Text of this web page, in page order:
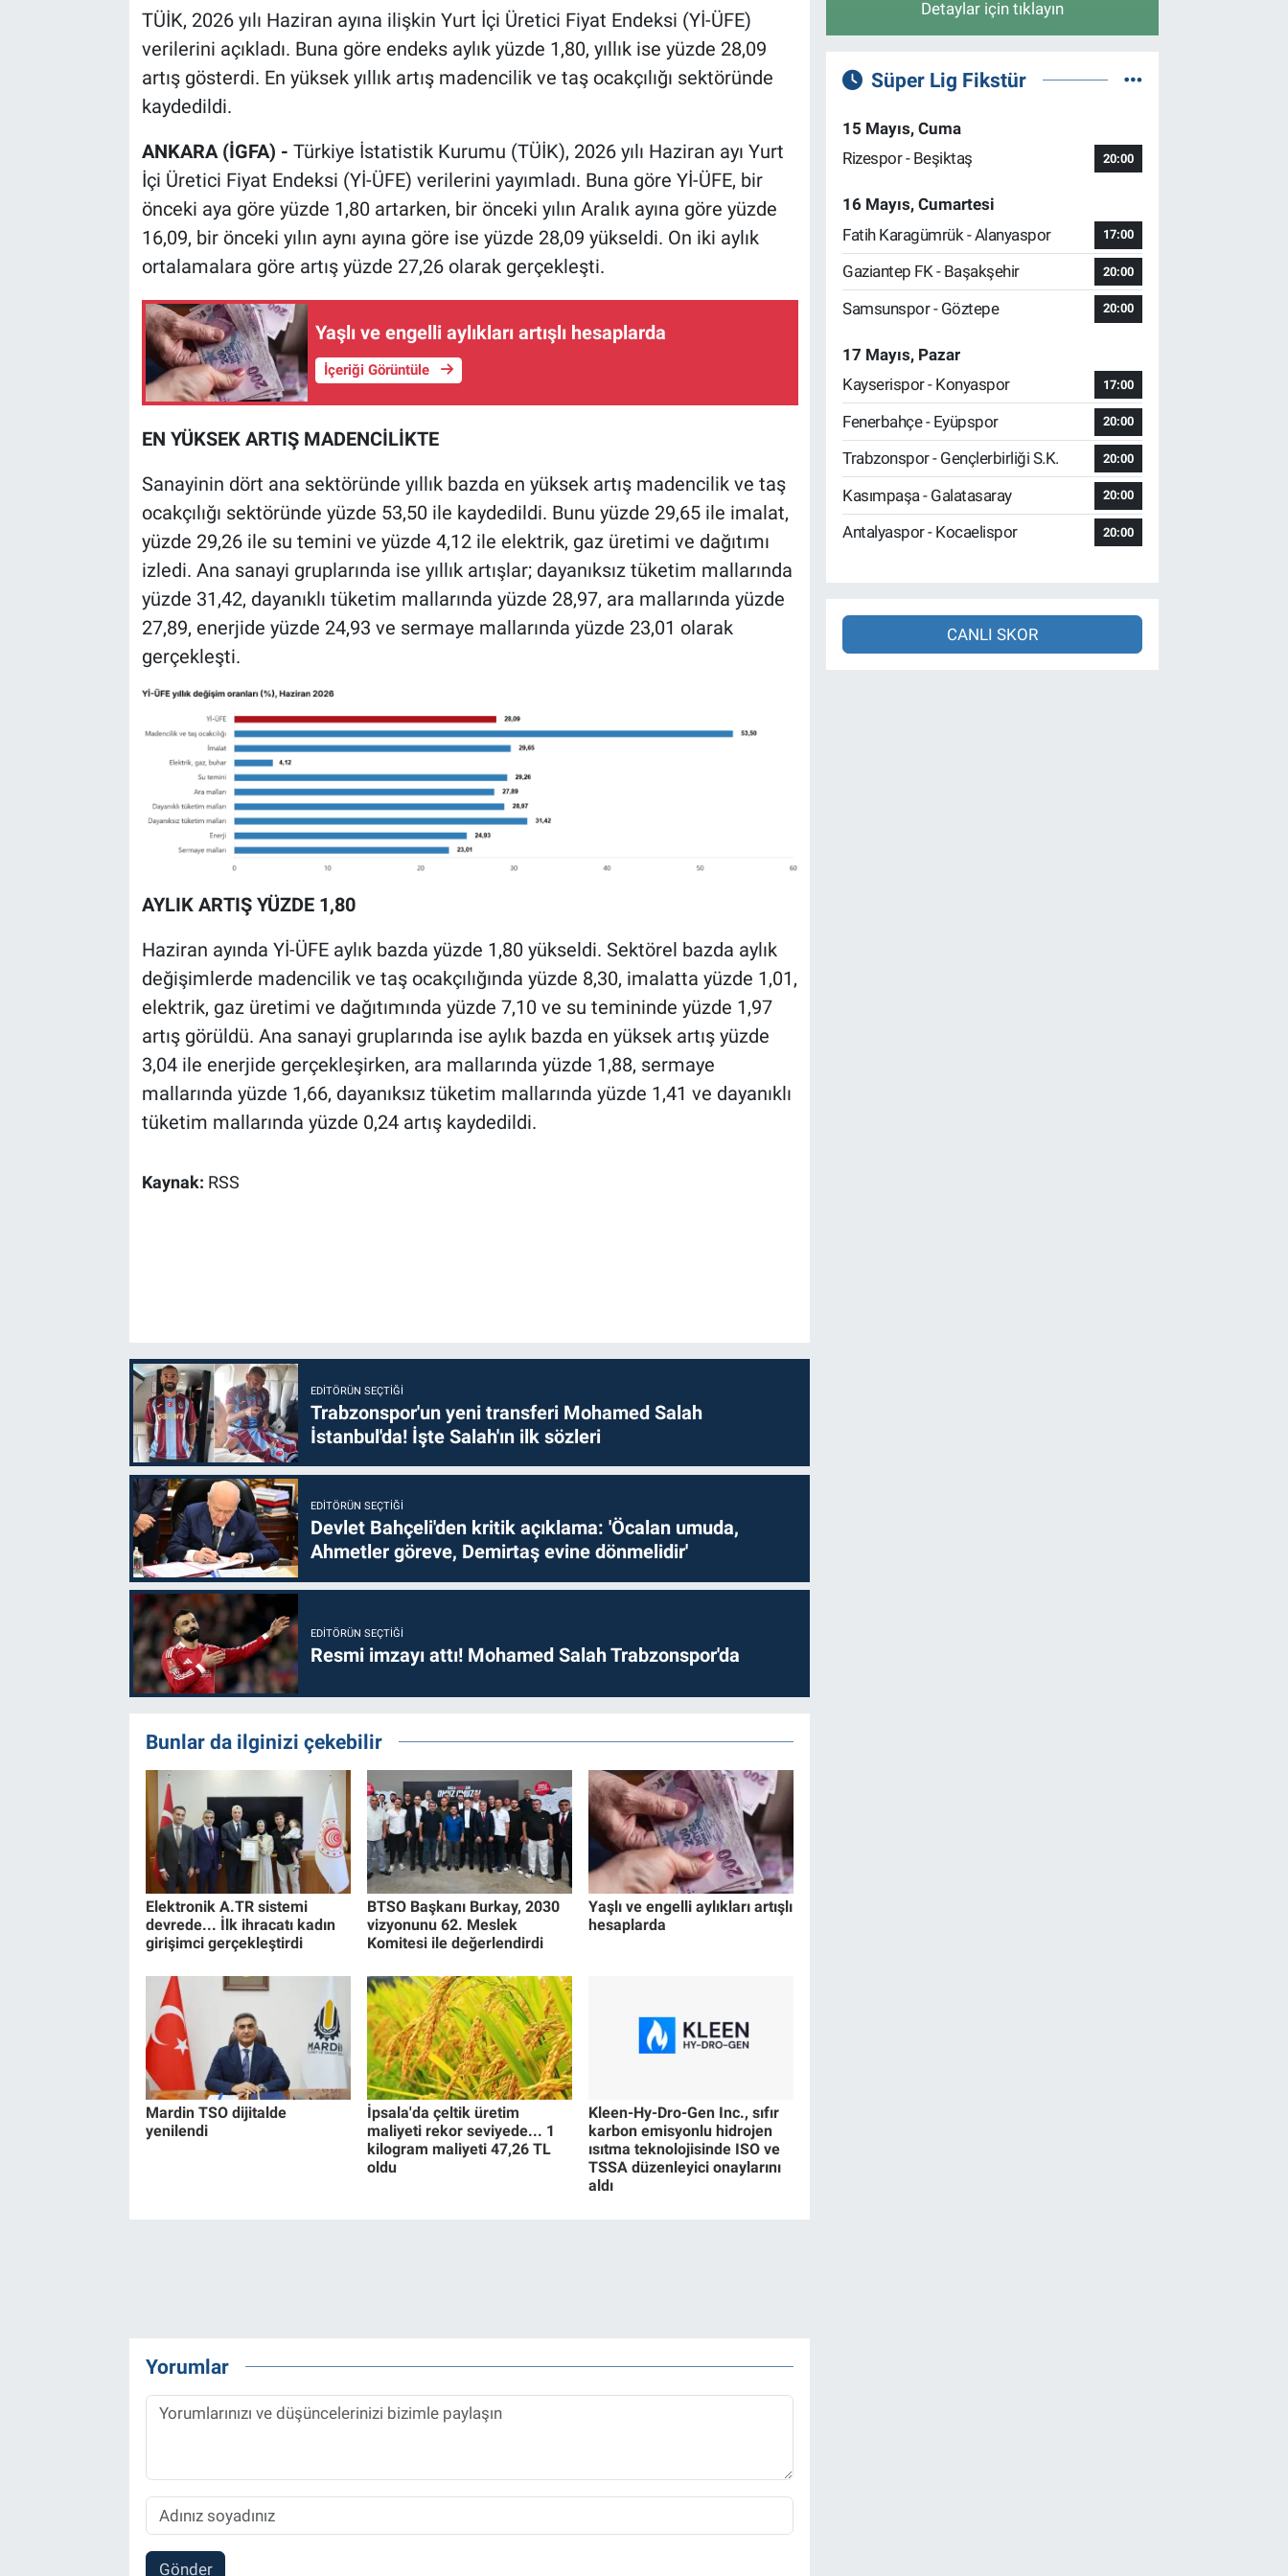
TÜİK, 2026 yılı Haziran ayına ilişkin Yurt İçi Üretici Fiyat Endeksi (Yİ-ÜFE)
verilerini açıkladı. Buna göre endeks aylık yüzde 1,80, yıllık ise yüzde 28,09
artış gösterdi. En yüksek yıllık artış madencilik ve taş ocakçılığı sektöründe
kaydedildi.
ANKARA (İGFA) - Türkiye İstatistik Kurumu (TÜİK), 2026 yılı Haziran ayı Yurt
İçi Üretici Fiyat Endeksi (Yİ-ÜFE) verilerini yayımladı. Buna göre Yİ-ÜFE, bir
önceki aya göre yüzde 1,80 artarken, bir önceki yılın Aralık ayına göre yüzde
16,09, bir önceki yılın aynı ayına göre ise yüzde 28,09 yükseldi. On iki aylık
ortalamalara göre artış yüzde 27,26 olarak gerçekleşti.
Yaşlı ve engelli aylıkları artışlı hesaplarda
İçeriği Görüntüle
EN YÜKSEK ARTIŞ MADENCİLİKTE
Sanayinin dört ana sektöründe yıllık bazda en yüksek artış madencilik ve taş
ocakçılığı sektöründe yüzde 53,50 ile kaydedildi. Bunu yüzde 29,65 ile imalat,
yüzde 29,26 ile su temini ve yüzde 4,12 ile elektrik, gaz üretimi ve dağıtımı
izledi. Ana sanayi gruplarında ise yıllık artışlar; dayanıksız tüketim mallarında
yüzde 31,42, dayanıklı tüketim mallarında yüzde 28,97, ara mallarında yüzde
27,89, enerjide yüzde 24,93 ve sermaye mallarında yüzde 23,01 olarak
gerçekleşti.
AYLIK ARTIŞ YÜZDE 1,80
Haziran ayında Yİ-ÜFE aylık bazda yüzde 1,80 yükseldi. Sektörel bazda aylık
değişimlerde madencilik ve taş ocakçılığında yüzde 8,30, imalatta yüzde 1,01,
elektrik, gaz üretimi ve dağıtımında yüzde 7,10 ve su temininde yüzde 1,97
artış görüldü. Ana sanayi gruplarında ise aylık bazda en yüksek artış yüzde
3,04 ile enerjide gerçekleşirken, ara mallarında yüzde 1,88, sermaye
mallarında yüzde 1,66, dayanıksız tüketim mallarında yüzde 1,41 ve dayanıklı
tüketim mallarında yüzde 0,24 artış kaydedildi.
Kaynak: RSS
EDITÖRÜN SEÇTIĞI
Trabzonspor'un yeni transferi Mohamed Salah
İstanbul'da! İşte Salah'ın ilk sözleri
EDITÖRÜN SEÇTIĞI
Devlet Bahçeli'den kritik açıklama: 'Öcalan umuda,
Ahmetler göreve, Demirtaş evine dönmelidir'
EDITÖRÜN SEÇTIĞI
Resmi imzayı attı! Mohamed Salah Trabzonspor'da
Bunlar da ilginizi çekebilir
Elektronik A.TR sistemi
devrede... İlk ihracatı kadın
girişimci gerçekleştirdi
BTSO Başkanı Burkay, 2030
vizyonunu 62. Meslek
Komitesi ile değerlendirdi
Yaşlı ve engelli aylıkları artışlı
hesaplarda
Mardin TSO dijitalde
yenilendi
İpsala'da çeltik üretim
maliyeti rekor seviyede... 1
kilogram maliyeti 47,26 TL
oldu
Kleen-Hy-Dro-Gen Inc., sıfır
karbon emisyonlu hidrojen
ısıtma teknolojisinde ISO ve
TSSA düzenleyici onaylarını
aldı
Yorumlar
Gönder
Detaylar için tıklayın
Süper Lig Fikstür
15 Mayıs, Cuma
Rizespor - Beşiktaş
20:00
16 Mayıs, Cumartesi
Fatih Karagümrük - Alanyaspor
17:00
Gaziantep FK - Başakşehir 20:00
Samsunspor - Göztepe 20:00
17 Mayıs, Pazar
Kayserispor - Konyaspor
17:00
Fenerbahçe - Eyüpspor 20:00
Trabzonspor - Gençlerbirliği S.K. 20:00
Kasımpaşa - Galatasaray 20:00
Antalyaspor - Kocaelispor 20:00
CANLI SKOR